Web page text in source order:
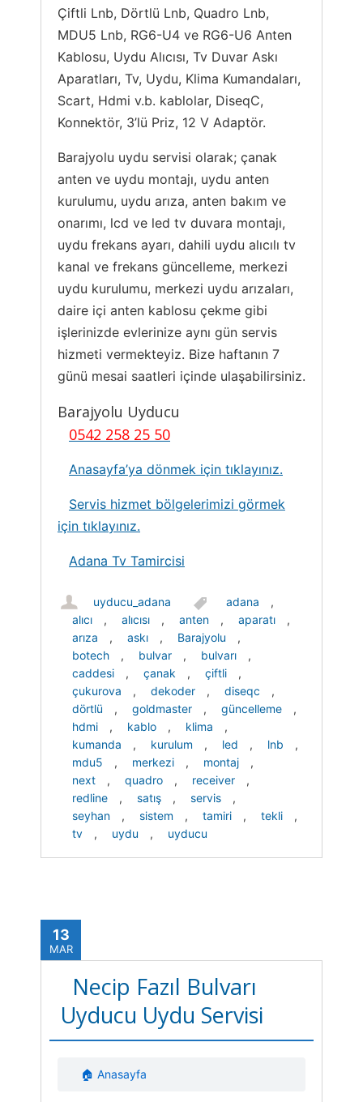
Çiftli Lnb, Dörtlü Lnb, Quadro Lnb,
MDU5 Lnb, RG6-U4 ve RG6-U6 Anten
Kablosu, Uydu Alıcısı, Tv Duvar Askı
Aparatları, Tv, Uydu, Klima Kumandaları,
Scart, Hdmi v.b. kablolar, DiseqC,
Konnektör, 3’lü Priz, 12 V Adaptör.
Barajyolu uydu servisi olarak; çanak
anten ve uydu montajı, uydu anten
kurulumu, uydu arıza, anten bakım ve
onarımı, lcd ve led tv duvara montajı,
uydu frekans ayarı, dahili uydu alıcılı tv
kanal ve frekans güncelleme, merkezi
uydu kurulumu, merkezi uydu arızaları,
daire içi anten kablosu çekme gibi
işlerinizde evlerinize aynı gün servis
hizmeti vermekteyiz. Bize haftanın 7
günü mesai saatleri içinde ulaşabilirsiniz.
Barajyolu Uyducu
0542 258 25 50
Anasayfa’ya dönmek için tıklayınız.
Servis hizmet bölgelerimizi görmek
için tıklayınız.
Adana Tv Tamircisi
uyducu_adana adana
,
alıcı
, alıcısı , anten , aparatı
,
arıza
, askı , Barajyolu
,
botech
, bulvar , bulvarı
,
caddesi
, çanak , çiftli
,
çukurova
, dekoder , diseqc
,
dörtlü
, goldmaster , güncelleme
,
hdmi
, kablo , klima
,
kumanda
, kurulum , led , lnb
,
mdu5
, merkezi , montaj
,
next
, quadro , receiver
,
redline
, satış , servis
,
seyhan
, sistem , tamiri , tekli
,
tv
, uydu , uyducu
13
MAR
Necip Fazıl Bulvarı
Uyducu Uydu Servisi
🏠 Anasayfa